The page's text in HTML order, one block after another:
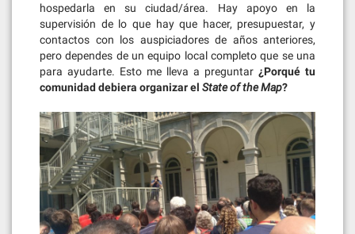
hospedarla en su ciudad/área. Hay apoyo en la
supervisión de lo que hay que hacer, presupuestar, y
contactos con los auspiciadores de años anteriores,
pero dependes de un equipo local completo que se una
para ayudarte. Esto me lleva a preguntar ¿Porqué tu
comunidad debiera organizar el State of the Map?